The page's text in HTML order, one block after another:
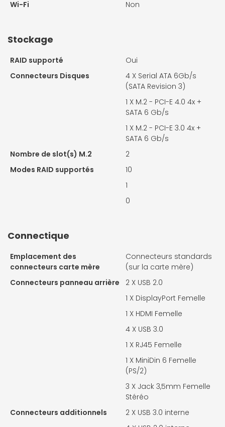
Wi-Fi
Non
Stockage
RAID supporté
Oui
Connecteurs Disques
4 X Serial ATA 6Gb/s
(SATA Revision 3)
1 X M.2 - PCI-E 4.0 4x +
SATA 6 Gb/s
1 X M.2 - PCI-E 3.0 4x +
SATA 6 Gb/s
Nombre de slot(s) M.2
2
Modes RAID supportés
10
1
0
Connectique
Emplacement des
connecteurs carte mère
Connecteurs standards
(sur la carte mère)
Connecteurs panneau arrière
2 X USB 2.0
1 X DisplayPort Femelle
1 X HDMI Femelle
4 X USB 3.0
1 X RJ45 Femelle
1 X MiniDin 6 Femelle
(PS/2)
3 X Jack 3,5mm Femelle
Stéréo
Connecteurs additionnels
2 X USB 3.0 interne